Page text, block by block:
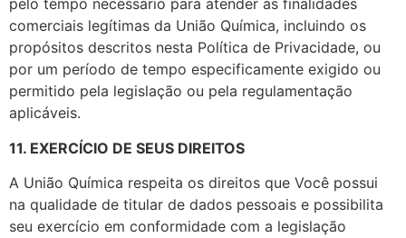
pelo tempo necessário para atender às finalidades
comerciais legítimas da União Química, incluindo os
propósitos descritos nesta Política de Privacidade, ou
por um período de tempo especificamente exigido ou
permitido pela legislação ou pela regulamentação
aplicáveis.
11. EXERCÍCIO DE SEUS DIREITOS
A União Química respeita os direitos que Você possui
na qualidade de titular de dados pessoais e possibilita
seu exercício em conformidade com a legislação